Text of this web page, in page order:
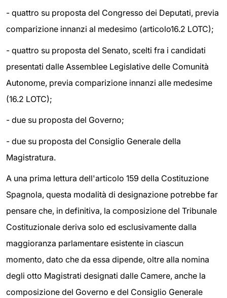
- quattro su proposta del Congresso dei Deputati, previa
comparizione innanzi al medesimo (articolo16.2 LOTC);
- quattro su proposta del Senato, scelti fra i candidati
presentati dalle Assemblee Legislative delle Comunità
Autonome, previa comparizione innanzi alle medesime
(16.2 LOTC);
- due su proposta del Governo;
- due su proposta del Consiglio Generale della
Magistratura.
A una prima lettura dell'articolo 159 della Costituzione
Spagnola, questa modalità di designazione potrebbe far
pensare che, in definitiva, la composizione del Tribunale
Costituzionale deriva solo ed esclusivamente dalla
maggioranza parlamentare esistente in ciascun
momento, dato che da essa dipende, oltre alla nomina
degli otto Magistrati designati dalle Camere, anche la
composizione del Governo e del Consiglio Generale